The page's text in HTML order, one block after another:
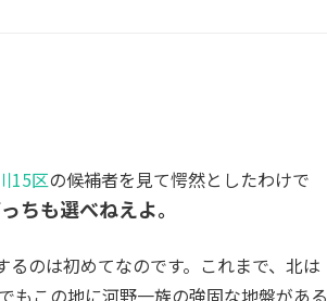
15区の候補者を見て愕然としたわけで
ちも選べねえよ。
のは初めてなのです。これまで、北は
もこの地に河野一族の強固な地盤がある